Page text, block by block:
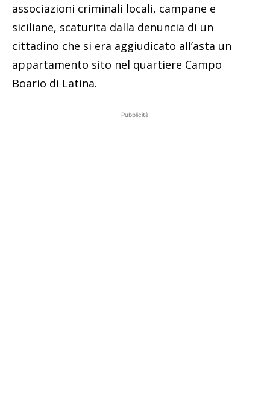
associazioni criminali locali, campane e
siciliane, scaturita dalla denuncia di un
cittadino che si era aggiudicato all’asta un
appartamento sito nel quartiere Campo
Boario di Latina.
Pubblicità